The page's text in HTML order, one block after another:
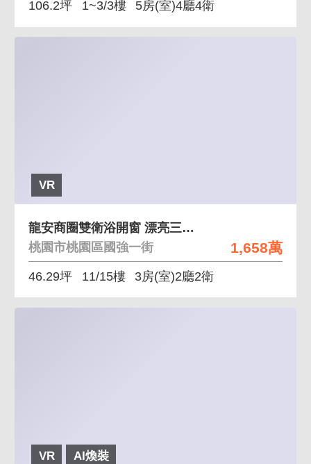
106.2坪 1~3/3樓 5房(室)4廳4衛
VR
1,658萬
龍安商圈雙衛浴開窗 漂亮三房車-新北歐
桃園市桃園區國強一街
46.29坪 11/15樓 3房(室)2廳2衛
VR AI煥裝